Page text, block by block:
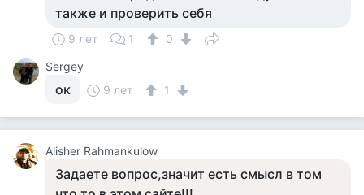
также и проверить себя
9 лет 1
0
Sergey
ок 9 лет 1
Alisher Rahmankulow
Задаете вопрос,значит есть смысл в том